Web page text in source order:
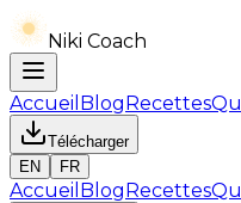
Niki Coach
Accueil BlogRecettes
Télécharger
EN
FR
Accueil BlogRecettes